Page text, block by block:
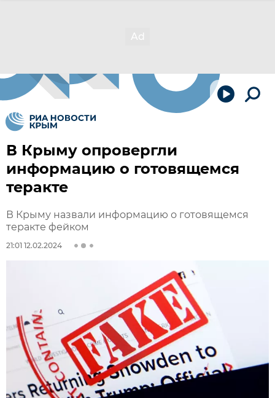
В Крыму опровергли
информацию о готовящемся
теракте
В Крыму назвали информацию о готовящемся
теракте фейком
21:01 12.02.2024